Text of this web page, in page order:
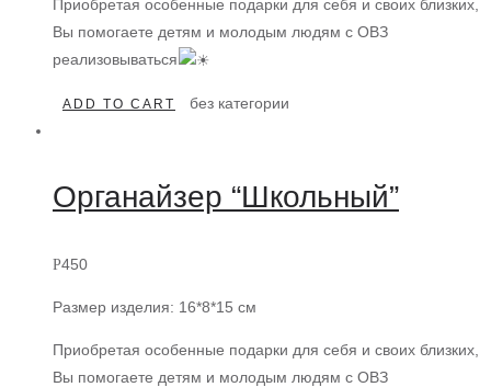
Приобретая особенные подарки для себя и своих близких,
Вы помогаете детям и молодым людям с ОВЗ
реализовываться
ADD TO CART без категории
Органайзер “Школьный”
Р450
Размер изделия: 16*8*15 см
Приобретая особенные подарки для себя и своих близких,
Вы помогаете детям и молодым людям с ОВЗ